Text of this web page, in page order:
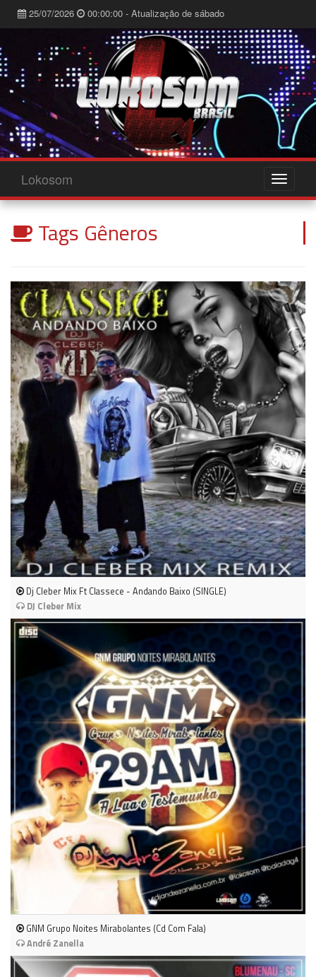
25/07/2026 00:00:00 - Atualização de sábado
Lokosom
Tags Gêneros
Dj Cleber Mix Ft Classece - Andando Baixo (SINGLE)
DJ Cleber Mix
GNM Grupo Noites Mirabolantes (Cd Com Fala)
André Zanella